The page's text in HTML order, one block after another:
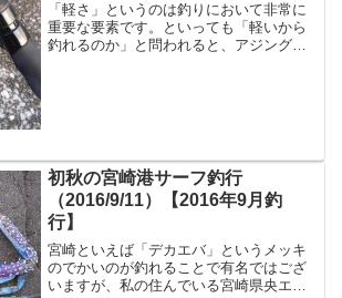
「軽さ」というのは釣りにおいて非常に
重要な要素です。といっても「軽いから
釣れるのか」と問われると、アジングな
初秋の宮崎港サーフ釣行
（2016/9/11）【2016年9月釣
行】
宮崎といえば「デカエバ」というメッキ
のでかいのが釣れることで有名ではござ
いますが、私の住んでいる宮崎県央エリ